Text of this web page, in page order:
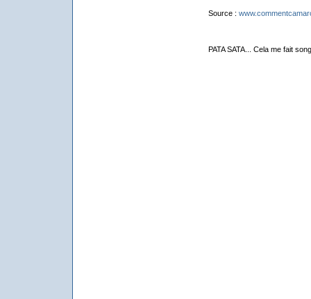
Source :
PATA SATA... Cela me fait